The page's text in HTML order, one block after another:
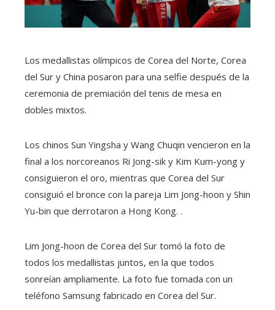
Los medallistas olímpicos de Corea del Norte, Corea
del Sur y China posaron para una selfie después de la
ceremonia de premiación del tenis de mesa en
dobles mixtos.
Los chinos Sun Yingsha y Wang Chuqin vencieron en la
final a los norcoreanos Ri Jong-sik y Kim Kum-yong y
consiguieron el oro, mientras que Corea del Sur
consiguió el bronce con la pareja Lim Jong-hoon y Shin
Yu-bin que derrotaron a Hong Kong. .
Lim Jong-hoon de Corea del Sur tomó la foto de
todos los medallistas juntos, en la que todos
sonreían ampliamente. La foto fue tomada con un
teléfono Samsung fabricado en Corea del Sur.